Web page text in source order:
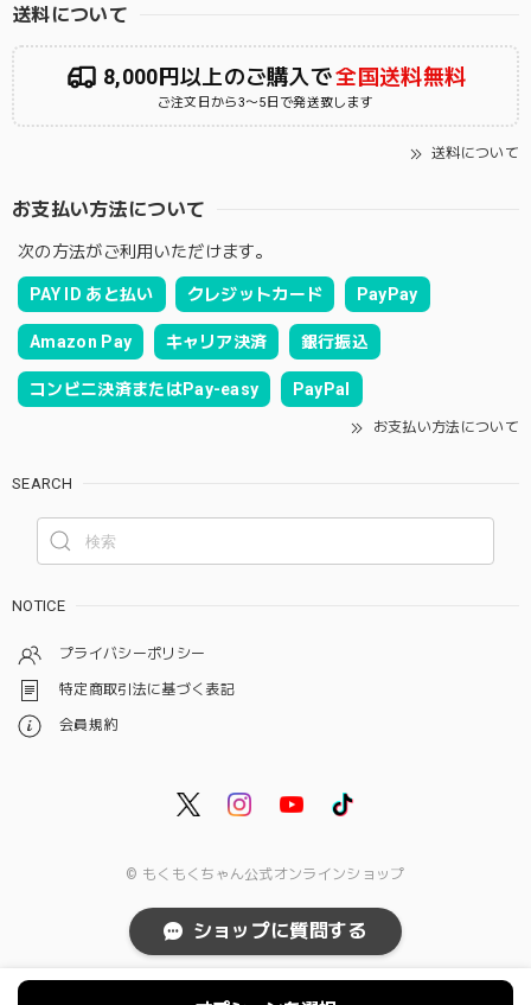
送料について
8,000円以上のご購入で全国送料無料
ご注文日から3〜5日で発送致します
送料について
お支払い方法について
次の方法がご利用いただけます。
PAY ID あと払い クレジットカード PayPay
Amazon Pay キャリア決済 銀行振込
コンビニ決済またはPay-easy PayPal
お支払い方法について
SEARCH
NOTICE
プライバシーポリシー
特定商取引法に基づく表記
会員規約
© もくもくちゃん公式オンラインショップ
ショップに質問する